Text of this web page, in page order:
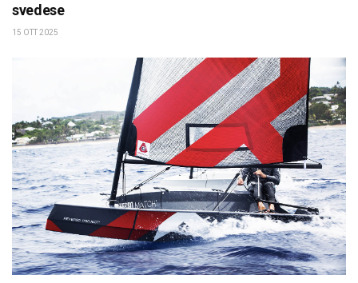
svedese
15 OTT 2025